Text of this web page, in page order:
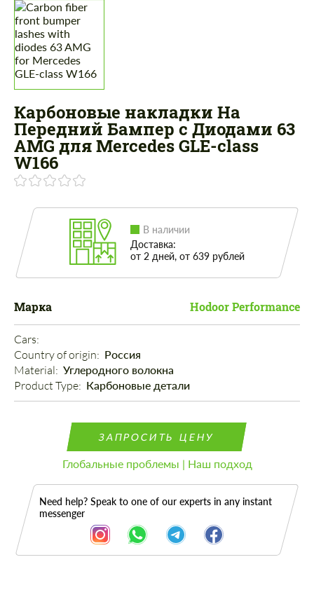
Карбоновые накладки На
Передний Бампер с Диодами 63
AMG для Mercedes GLE-class
W166
В наличии
Доставка:
от 2 дней, от 639 рублей
Марка Hodoor Performance
Cars:
Country of origin: Россия
Material: Углеродного волокна
Product Type: Карбоновые детали
ЗАПРОСИТЬ ЦЕНУ
Глобальные проблемы | Наш подход
Need help? Speak to one of our experts in any instant
messenger